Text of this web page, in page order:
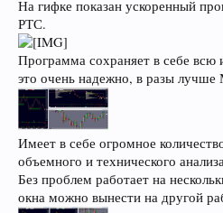
На гифке показан ускоренный
РТС.
Программа сохраняет в себе всю
это очень надежно, в разы лучше
Имеет в себе огромное
объемного и технического
Без проблем работает на
окна можно вынести на другой